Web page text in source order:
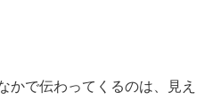
かで伝わってくるのは、見え